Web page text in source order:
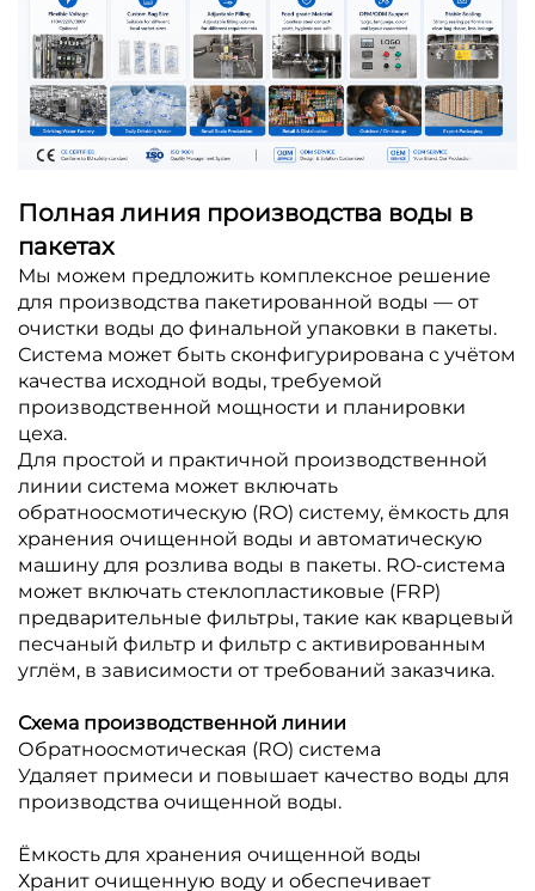
Полная линия производства воды в
пакетах
Мы можем предложить комплексное решение
для производства пакетированной воды — от
очистки воды до финальной упаковки в пакеты.
Система может быть сконфигурирована с учётом
качества исходной воды, требуемой
производственной мощности и планировки
цеха.
Для простой и практичной производственной
линии система может включать
обратноосмотическую (RO) систему, ёмкость для
хранения очищенной воды и автоматическую
машину для розлива воды в пакеты. RO-система
может включать стеклопластиковые (FRP)
предварительные фильтры, такие как кварцевый
песчаный фильтр и фильтр с активированным
углём, в зависимости от требований заказчика.
Схема производственной линии
Обратноосмотическая (RO) система
Удаляет примеси и повышает качество воды для
производства очищенной воды.
Ёмкость для хранения очищенной воды
Хранит очищенную воду и обеспечивает